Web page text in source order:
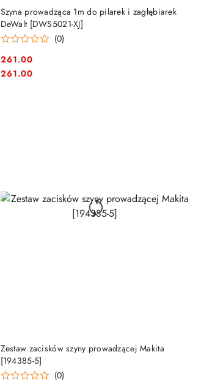
Szyna prowadząca 1m do pilarek i zagłębiarek
DeWalt [DWS5021-XJ]
(0)
Cena:
261.00
Cena:
261.00
DO KOSZYKA
Zestaw zacisków szyny prowadzącej Makita
[194385-5]
(0)
DO KOSZYKA